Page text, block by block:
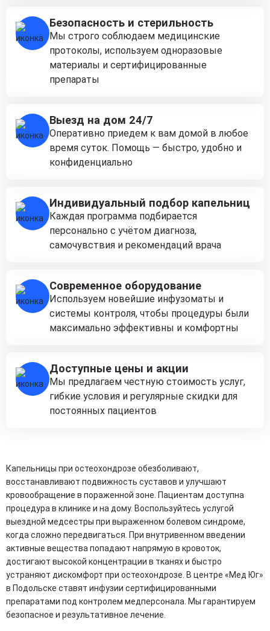
Безопасность и стерильность
Мы строго соблюдаем медицинские
протоколы, используем одноразовые
материалы и сертифицированные
препараты
Выезд на дом 24/7
Оперативно приедем к вам домой в любое
время суток. Помощь — быстро, удобно и
конфиденциально
Индивидуальный подбор капельниц
Каждая программа подбирается
персонально с учётом диагноза,
самочувствия и рекомендаций врача
Современное оборудование
Используем новейшие инфузоматы и
системы контроля, чтобы процедуры были
максимально эффективны и комфортны
Доступные цены и акции
Мы предлагаем честную стоимость услуг,
гибкие условия и регулярные скидки для
постоянных пациентов
Капельницы при остеохондрозе обезболивают,
восстанавливают подвижность суставов и улучшают
кровообращение в пораженной зоне. Пациентам доступна
процедура в клинике и на дому. Воспользуйтесь услугой
выездной медсестры при выраженном болевом синдроме,
когда сложно передвигаться. При внутривенном введении
активные вещества попадают напрямую в кровоток,
достигают высокой концентрации в тканях и быстро
устраняют дискомфорт при остеохондрозе. В центре «Мед Юг»
в Подольске ставят инфузии сертифицированными
препаратами под контролем медперсонала. Мы гарантируем
безопасное и результативное лечение.